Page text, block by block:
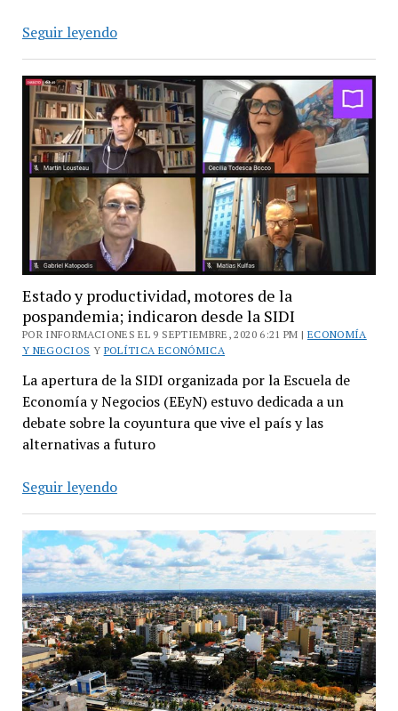
Seguir leyendoAlertan
la
situación
crítica
de
los
hogares
inquilinos
Estado y productividad, motores de la
pospandemia; indicaron desde la SIDI
POR INFORMACIONES EL 9 SEPTIEMBRE, 2020 6:21 PM | ECONOMÍA
Y NEGOCIOS Y POLÍTICA ECONÓMICA
La apertura de la SIDI organizada por la Escuela de
Economía y Negocios (EEyN) estuvo dedicada a un
debate sobre la coyuntura que vive el país y las
alternativas a futuro
Seguir leyendoEstado
productividad,
motores
de
la
pospandemia;
indicaron
desde
la
SIDI